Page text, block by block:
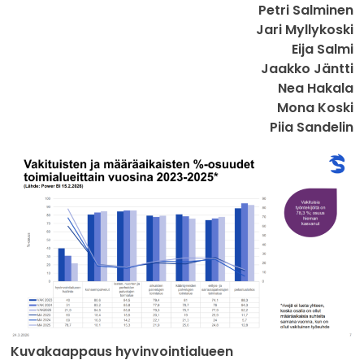
Petri Salminen
Jari Myllykoski
Eija Salmi
Jaakko Jäntti
Nea Hakala
Mona Koski
Piia Sandelin
Kuvakaappaus hyvinvointialueen